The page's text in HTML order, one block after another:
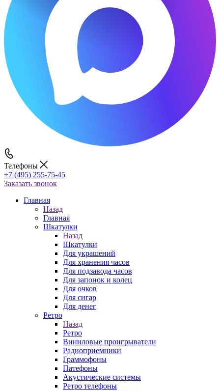
Телефоны
+7 (495) 255-75-45
Заказать звонок
Главная
Назад
Главная
Шкатулки
Назад
Шкатулки
Для украшений
Для хранения часов
Для подзавода часов
Для запонок и колец
Для очков
Для сигар
Для денег
Ретро
Назад
Ретро
Виниловые проигрыватели
Радиоприемники
Граммофоны
Патефоны
Акустические системы
Ретро телефоны